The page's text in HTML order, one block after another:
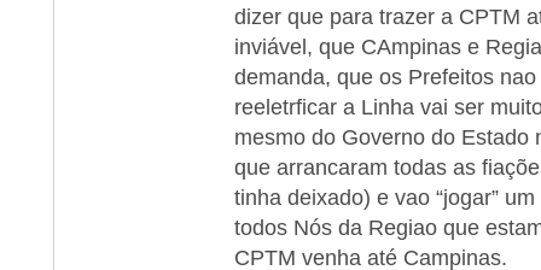
dizer que para trazer a CPTM
inviável, que CAmpinas e
demanda, que os Prefeitos
reeletrficar a Linha vai ser
mesmo do Governo do Estado
que arrancaram todas as
tinha deixado) e vao “jogar”
todos Nós da Regiao que
CPTM venha até Campinas.